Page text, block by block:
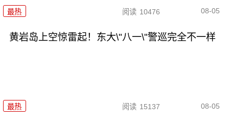
最热 阅读 10476 08-05
黄岩岛上空惊雷起！东大\"八一\"警巡完全不一样
最热 阅读 15137 08-05